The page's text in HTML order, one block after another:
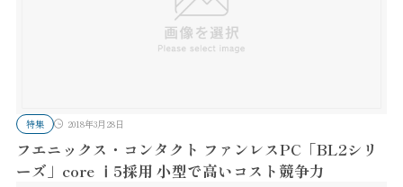
特集 2018年3月28日
フエニックス・コンタクト ファンレスPC「BL2シリ
ーズ」core ⅰ5採用 小型で高いコスト競争力